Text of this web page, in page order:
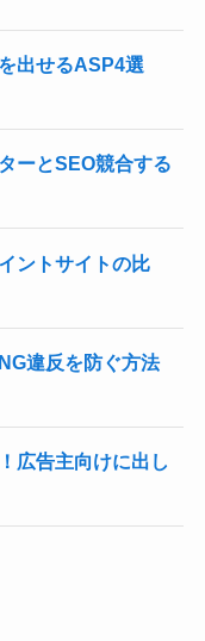
出せるASP4選
ーとSEO競合する
ントサイトの比
違反を防ぐ方法
広告主向けに出し